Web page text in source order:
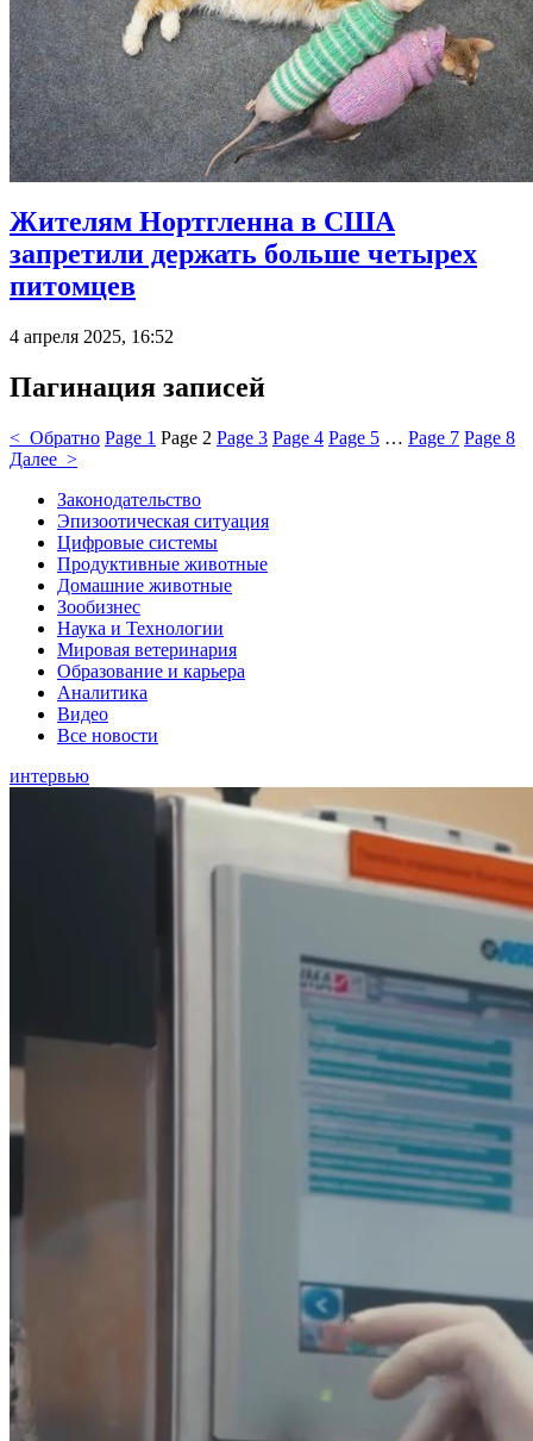
Жителям Нортгленна в США
запретили держать больше четырех
питомцев
4 апреля 2025, 16:52
Пагинация записей
< Обратно Page 1 Page 2 Page 3 Page 4 Page 5 … Page 7 Page 8
Далее >
Законодательство
Эпизоотическая ситуация
Цифровые системы
Продуктивные животные
Домашние животные
Зообизнес
Наука и Технологии
Мировая ветеринария
Образование и карьера
Аналитика
Видео
Все новости
интервью